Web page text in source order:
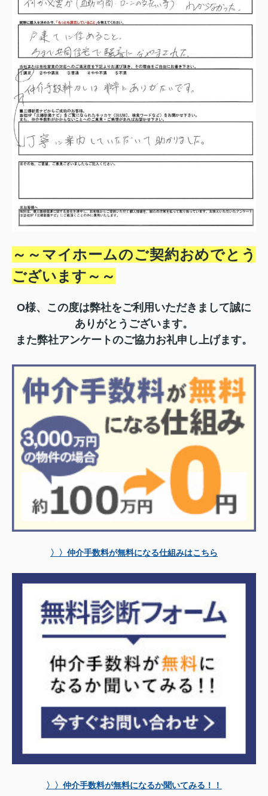
～～マイホームのご契約おめでとう
ございます～ ～
O様、この度は弊社をご利用いただきまして誠に
ありがとうございます。
また弊社アンケートのご協力お礼申し上げます。
〉〉仲介手数料が無料になる仕組みはこちら
〉〉仲介手数料が無料になるか聞いてみる！！